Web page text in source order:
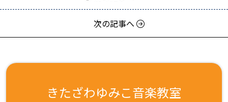
次の記事へ
きたざわゆみこ音楽教室